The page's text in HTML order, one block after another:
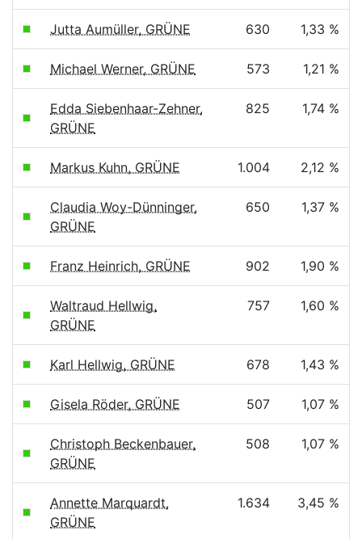
Jutta Aumüller, GRÜNE 630 1,33 %
Michael Werner, GRÜNE 573 1,21 %
Edda Siebenhaar-Zehner,
GRÜNE
825 1,74 %
Markus Kuhn, GRÜNE 1.004 2,12 %
Claudia Woy-Dünninger,
GRÜNE
650 1,37 %
Franz Heinrich, GRÜNE 902 1,90 %
Waltraud Hellwig,
GRÜNE
757 1,60 %
Karl Hellwig, GRÜNE 678 1,43 %
Gisela Röder, GRÜNE 507 1,07 %
Christoph Beckenbauer,
GRÜNE
508 1,07 %
Annette Marquardt,
GRÜNE
1.634 3,45 %